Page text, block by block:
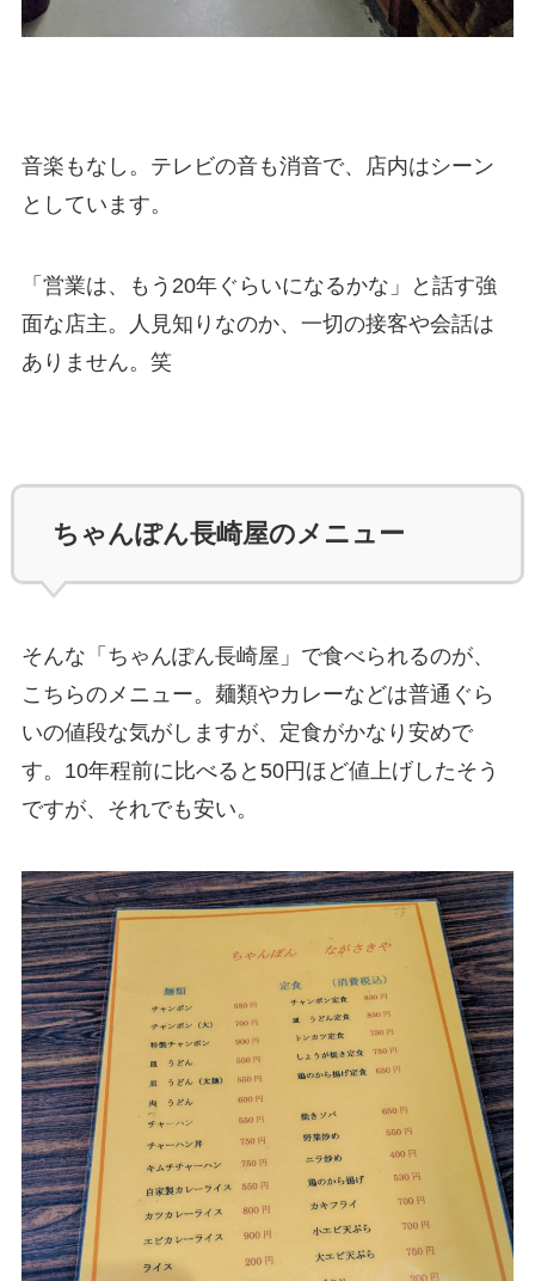
音楽もなし。テレビの音も消音で、店内はシーン
としています。
「営業は、もう20年ぐらいになるかな」と話す強
面な店主。人見知りなのか、一切の接客や会話は
ありません。笑
ちゃんぽん長崎屋のメニュー
そんな「ちゃんぽん長崎屋」で食べられるのが、
こちらのメニュー。麺類やカレーなどは普通ぐら
いの値段な気がしますが、定食がかなり安めで
す。10年程前に比べると50円ほど値上げしたそう
ですが、それでも安い。